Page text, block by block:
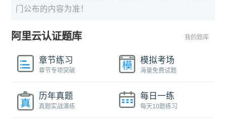
门公布的内容为准！
阿里云认证题库 我的题库
章节练习
章节专项突破
模拟考场
海量免费试题
历年真题
真题实战演练
每日一练
每天10题练习